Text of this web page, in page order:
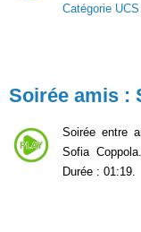
Catégorie UCS
Soirée amis :
Soirée entre
Sofia
Durée : 01:19.